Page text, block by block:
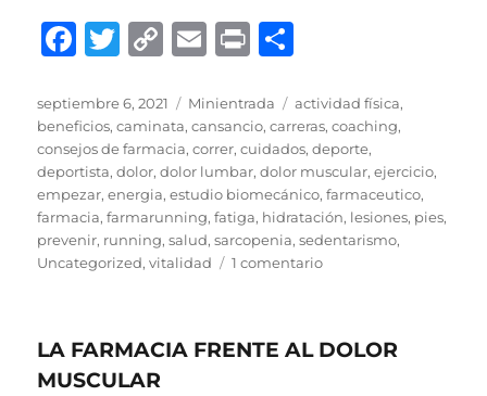
F
c
e
b
o
o
k
T
it
te
r
C
p
y
Li
n
k
E
ai
l
P
n
t
m
p
a
rt
ir
Publicado
el
septiembre 6, 2021 Formato
Minientrada Categorías
actividad física,
beneficios,caminata,cansancio,carreras,coaching,
consejos de farmacia,correr,cuidados,deporte,
deportista,dolor,dolor lumbar,dolor muscular,ejercicio,
empezar,energia,estudio biomecánico,farmaceutico,
farmacia,farmarunning,fatiga, hidratación, lesiones, pies,
prevenir, running,salud,sarcopenia,sedentarismo,
Uncategorized,vitalidad 1 comentarioen
LA FARMACIA FRENTE AL DOLOR
MUSCULAR